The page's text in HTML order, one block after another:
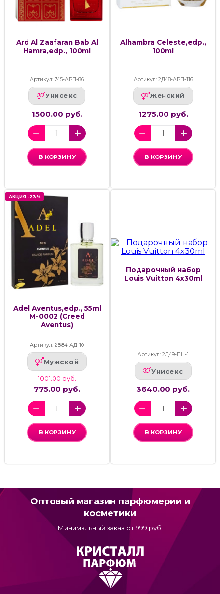
Ard Al Zaafaran Bab Al
Hamra,edp., 100ml
Артикул: 745-АРП-86
Унисекс
1500.00 руб.
В КОРЗИНУ
Alhambra Celeste,edp.,
100ml
Артикул: 2Д48-АРП-116
Женский
1275.00 руб.
В КОРЗИНУ
АКЦИЯ -23%
Adel Aventus,edp., 55ml
M-0002 (Creed
Aventus)
Артикул: 2В84-АД-10
Мужской
1001.00 руб.
775.00 руб.
В КОРЗИНУ
Подарочный набор
Louis Vuitton 4x30ml
Артикул: 2Д49-ПН-1
Унисекс
3640.00 руб.
В КОРЗИНУ
Оптовый магазин парфюмерии и
косметики
Минимальный заказ от 999 руб.